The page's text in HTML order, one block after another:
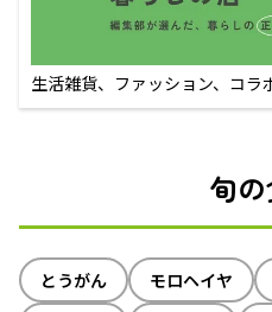
生活雑貨、ファッション、コ
えるECサイト
旬
とうがん モロヘイヤ